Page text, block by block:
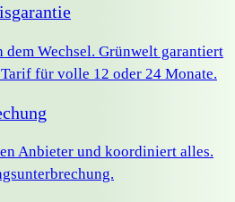
dem Wechsel. Grünwelt garantiert
für volle 12 oder 24 Monate.
Anbieter und koordiniert alles.